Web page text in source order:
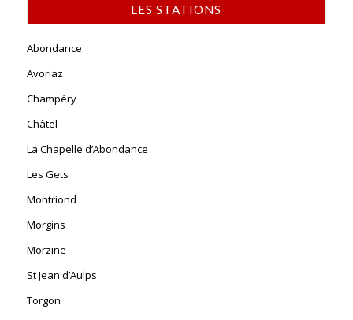
LES STATIONS
Abondance
Avoriaz
Champéry
Châtel
La Chapelle d’Abondance
Les Gets
Montriond
Morgins
Morzine
St Jean d’Aulps
Torgon